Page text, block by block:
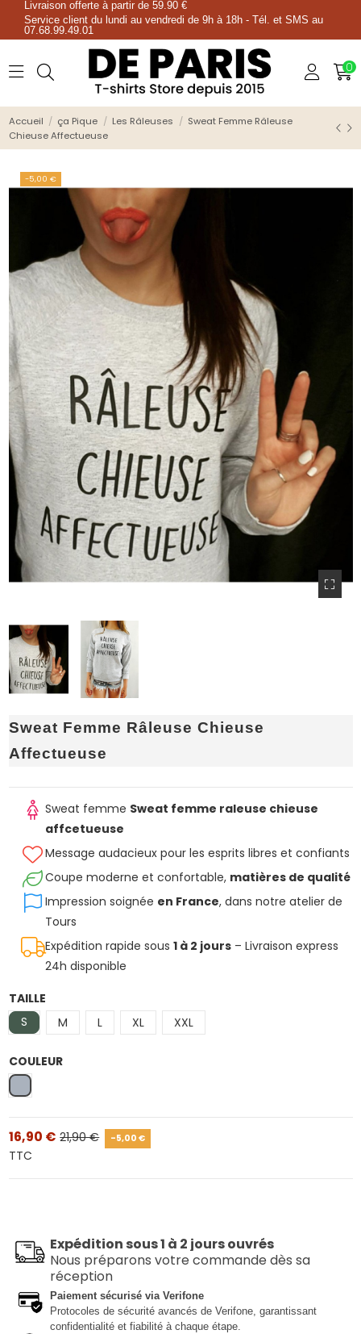
Livraison offerte à partir de 59.90 €
Service client du lundi au vendredi de 9h à 18h - Tél. et SMS au
07.68.99.49.01
0
Accueil ça Pique Les Râleuses
Sweat Femme Râleuse
Chieuse Affectueuse
-5,00 €
Sweat Femme Râleuse Chieuse
Affectueuse
Sweat femme Sweat femme raleuse chieuse
affcetueuse
Message audacieux pour les esprits libres et confiants
Coupe moderne et confortable, matières de qualité
Impression soignée en France, dans notre atelier de
Tours
Expédition rapide sous 1 à 2 jours– Livraison express
24h disponible
TAILLE
S
M L XL XXL
COULEUR
Gris
16,90 € 21,90 € -5,00 €
TTC
Expédition sous 1 à 2 jours ouvrés
Nous préparons votre commande dès sa
réception
Paiement sécurisé via Verifone
Protocoles de sécurité avancés de Verifone, garantissant
confidentialité et fiabilité à chaque étape.